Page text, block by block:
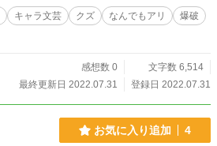
キャラ文芸 クズ なんでもアリ
爆破
感想数 0
文字数 6,514
最終更新日 2022.07.31
登録日 2022.07.31
お気に入り追加 4